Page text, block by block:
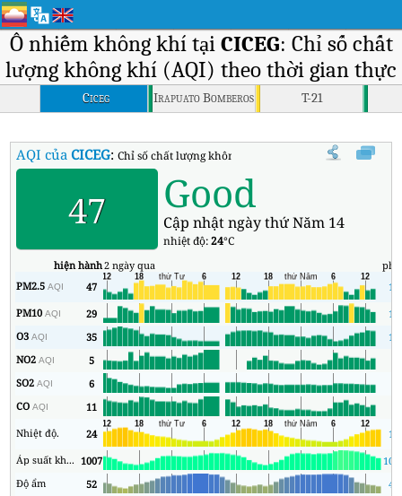
Ô nhiễm không khí tại CICEG: Chỉ số chất
lượng không khí (AQI) theo thời gian thực
Ciceg Irapuato Bomberos T-21
AQI củaCICEG:Chỉ số chất lượng không khí (AQI) thời gian thực CICEG
47 Good
Cập nhật ngày thứ Năm 14
nhiệt độ:24°C
hiện hành2 ngày qua
PM2.5AQI 47
16
PM10AQI 29
13
O3AQI 35
10
NO2AQI 5
SO2AQI 6
COAQI 11
Nhiệt độ.
24
14
Áp suất không khí 1007
Độ ẩm
52
40